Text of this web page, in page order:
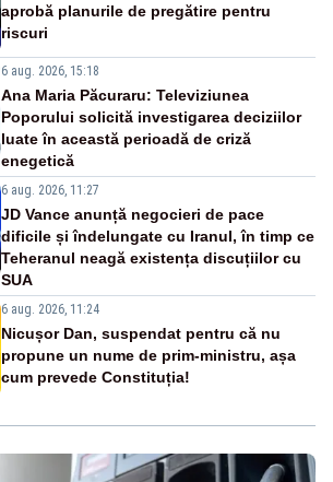
aprobă planurile de pregătire pentru
riscuri
6 aug. 2026, 15:18
Ana Maria Păcuraru: Televiziunea
Poporului solicită investigarea deciziilor
luate în această perioadă de criză
enegetică
6 aug. 2026, 11:27
JD Vance anunță negocieri de pace
dificile și îndelungate cu Iranul, în timp ce
Teheranul neagă existența discuțiilor cu
SUA
6 aug. 2026, 11:24
Nicușor Dan, suspendat pentru că nu
propune un nume de prim-ministru, așa
cum prevede Constituția!